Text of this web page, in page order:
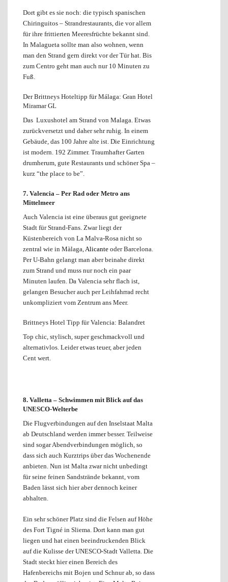
Dort gibt es sie noch: die typisch spanischen
Chiringuitos – Strandrestaurants, die vor allem
für ihre frittierten Meeresfrüchte bekannt sind.
In Malagueta sollte man also wohnen, wenn
man den Strand gern direkt vor der Tür hat. Bis
zum Centro geht man auch nur 10 Minuten zu
Fuß.
Der Brittneys Hoteltipp für Málaga: Gran Hotel
Miramar GL
Das Luxushotel am Strand von Malaga. Etwas
zurückversetzt und daher sehr ruhig. In einem
Gebäude, das 100 Jahre alte ist. Die Einrichtung
ist modern. 192 Zimmer. Traumhafter Garten
drumherum, gute Restaurants und schöner Spa –
kurz “the place to be”.
7. Valencia – Per Rad oder Metro ans
Mittelmeer
Auch Valencia ist eine überaus gut geeignete
Stadt für Strand-Fans. Zwar liegt der
Küstenbereich von La Malva-Rosa nicht so
zentral wie in Màlaga,Alicante oder Barcelona.
Per U-Bahn gelangt man aber beinahe direkt
zum Strand und muss nur noch ein paar
Minuten laufen. Da Valencia sehr flach ist,
gelangen Besucher auch per Leihfahrrad recht
unkompliziert vom Zentrum ans Meer.
Brittneys Hotel Tipp für Valencia: Balandret
Top chic, stylisch, super geschmackvoll und
alternativlos. Leider etwas teuer, aber jeden
Cent wert.
8. Valletta – Schwimmen mit Blick auf das
UNESCO-Welterbe
Die Flugverbindungen auf den Inselstaat Malta
ab Deutschland werden immer besser. Teilweise
sind sogar Abendverbindungen möglich, so
dass sich auch Kurztrips über das Wochenende
anbieten. Nun ist Malta zwar nicht unbedingt
für seine feinen Sandstrände bekannt, vom
Baden lässt sich hier aber dennoch keiner
abhalten.
Ein sehr schöner Platz sind die Felsen auf Höhe
des Fort Tigné in Sliema. Dort kann man gut
liegen und hat einen beeindruckenden Blick
auf die Kulisse der UNESCO-Stadt Valletta. Die
Stadt steckt hier einen Bereich des
Hafenbereichs mit Bojen und Schnur ab, so dass